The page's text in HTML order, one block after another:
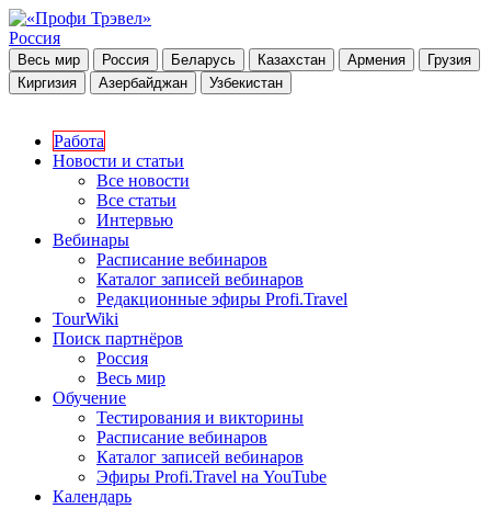
Россия
Весь мир Россия Беларусь Казахстан Армения
Грузия
Киргизия
Азербайджан Узбекистан
Работа
Новости и статьи
Все новости
Все статьи
Интервью
Вебинары
Расписание вебинаров
Каталог записей вебинаров
Редакционные эфиры Profi.Travel
TourWiki
Поиск партнёров
Россия
Весь мир
Обучение
Тестирования и викторины
Расписание вебинаров
Каталог записей вебинаров
Эфиры Profi.Travel на YouTube
Календарь